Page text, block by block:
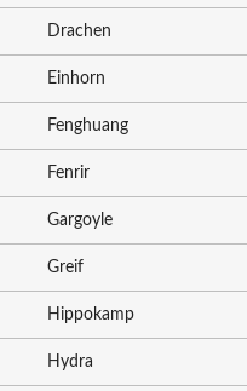
Drachen
Einhorn
Fenghuang
Fenrir
Gargoyle
Greif
Hippokamp
Hydra